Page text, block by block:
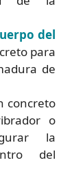
del
para
de
concreto
o
la
del